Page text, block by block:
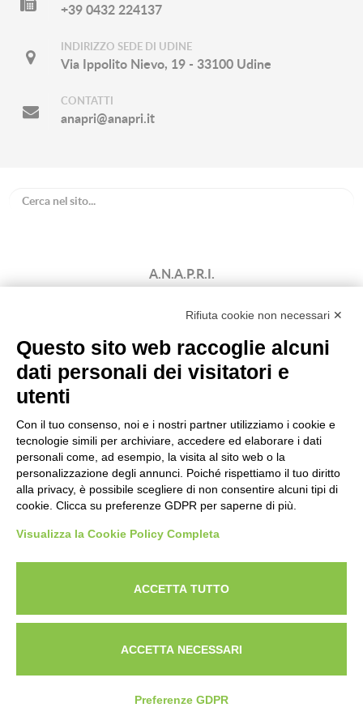
+39 0432 224137
INDIRIZZO SEDE DI UDINE
Via Ippolito Nievo, 19 - 33100 Udine
CONTATTI
anapri@anapri.it
A.N.A.P.R.I.
Bovini di Razza Pezzata Rossa Italiana
Codice Fiscale: 80009310303
ANAPRI Webmaster
Rifiuta cookie non necessari ✕
Questo sito web raccoglie alcuni
dati personali dei visitatori e
utenti
Con il tuo consenso, noi e i nostri partner utilizziamo i cookie e
tecnologie simili per archiviare, accedere ed elaborare i dati
personali come, ad esempio, la visita al sito web o la
personalizzazione degli annunci. Poiché rispettiamo il tuo diritto
alla privacy, è possibile scegliere di non consentire alcuni tipi di
cookie. Clicca su preferenze GDPR per saperne di più.
Visualizza la Cookie Policy Completa
ACCETTA TUTTO
ACCETTA NECESSARI
Preferenze GDPR